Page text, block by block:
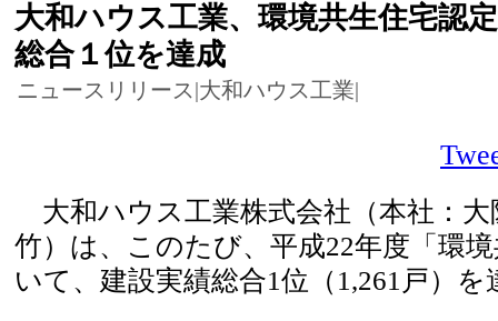
大和ハウス工業、環境共生住宅認
総合１位を達成
ニュースリリース|大和ハウス工業|
大和ハウス工業株式会社（本社：大
竹）は、このたび、平成22年度「環
いて、建設実績総合1位（1,261戸）